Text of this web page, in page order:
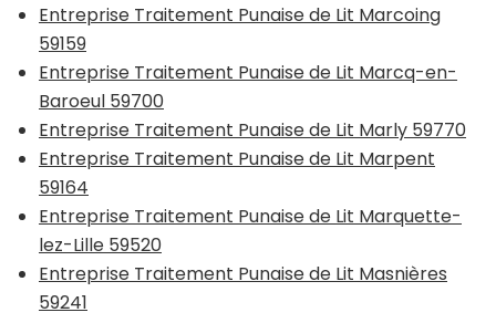
Entreprise Traitement Punaise de Lit Marcoing
59159
Entreprise Traitement Punaise de Lit Marcq-en-
Baroeul 59700
Entreprise Traitement Punaise de Lit Marly 59770
Entreprise Traitement Punaise de Lit Marpent
59164
Entreprise Traitement Punaise de Lit Marquette-
lez-Lille 59520
Entreprise Traitement Punaise de Lit Masnières
59241